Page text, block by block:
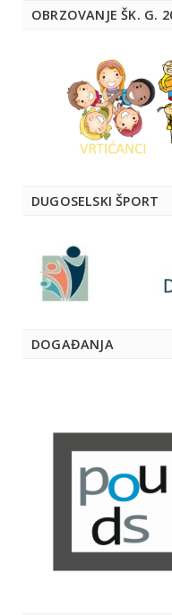
OBRZOVANJE ŠK. G.
DUGOSELSKI ŠPORT
DOGAĐANJA